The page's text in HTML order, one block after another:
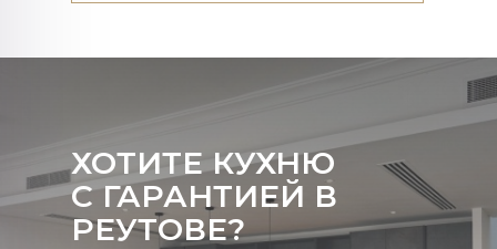
ХОТИТЕ КУХНЮ
С ГАРАНТИЕЙ В
РЕУТОВЕ?